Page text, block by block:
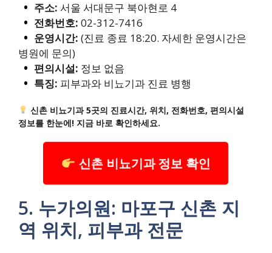
주소: 서울 서대문구 북아현로 4
전화번호: 02-312-7416
운영시간: (진료 종료 18:20. 자세한 운영시간은
병원에 문의)
편의시설: 정보 없음
특징: 피부과와 비뇨기과 진료 병행
신촌 비뇨기과 5곳의 진료시간, 위치, 전화번호, 편의시설
정보를 한눈에! 지금 바로 확인하세요.
신촌 비뇨기과 정보 확인
5. 누가의원: 마포구 신촌 지
역 위치, 피부과 전문